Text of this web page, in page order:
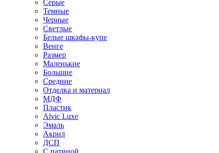
Серые
Темные
Черные
Светлые
Белые шкафы-купе
Венге
Размер
Маленькие
Большие
Средние
Отделка и материал
МДФ
Пластик
Alvic Luxe
Эмаль
Акрил
ДСП
С патиной